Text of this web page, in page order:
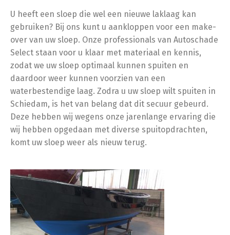
U heeft een sloep die wel een nieuwe laklaag kan
gebruiken? Bij ons kunt u aankloppen voor een make-
over van uw sloep. Onze professionals van Autoschade
Select staan voor u klaar met materiaal en kennis,
zodat we uw sloep optimaal kunnen spuiten en
daardoor weer kunnen voorzien van een
waterbestendige laag. Zodra u uw sloep wilt spuiten in
Schiedam, is het van belang dat dit secuur gebeurd.
Deze hebben wij wegens onze jarenlange ervaring die
wij hebben opgedaan met diverse spuitopdrachten,
komt uw sloep weer als nieuw terug.